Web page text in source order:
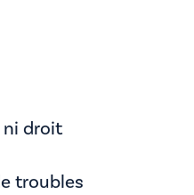
droit
troubles